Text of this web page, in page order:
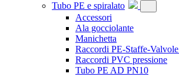
Tubo PE e spiralato
Accessori
Ala gocciolante
Manichetta
Raccordi PE-Staffe-Valvole
Raccordi PVC pressione
Tubo PE AD PN10